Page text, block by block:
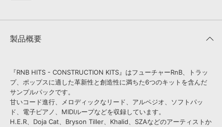
製品概要
『RNB HITS - CONSTRUCTION KITS』はフューチャーRnB、トラッ
プ、ポップスに適した革新性と創造性に満ちた6つのキットを含んだ
サンプルパックです。
甘いコード進行、メロディックなリード、アルペジオ、ソフトパッ
ド、電子ピアノ、MIDIループなどを収録しています。
H.E.R、Doja Cat、Bryson Tiller、Khalid、SZAなどのアーティストか